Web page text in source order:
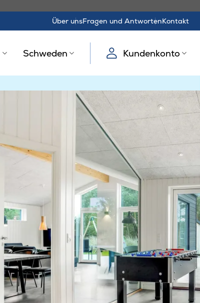
Über unsFragen und AntwortenKontakt
Schweden Kundenkonto